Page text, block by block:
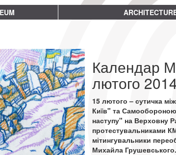
Календар
лютого
15 лютого – сутичка
Київ" та
наступу" на Верховну
протестувальниками
мітингувальники
Михайла Грушевського.